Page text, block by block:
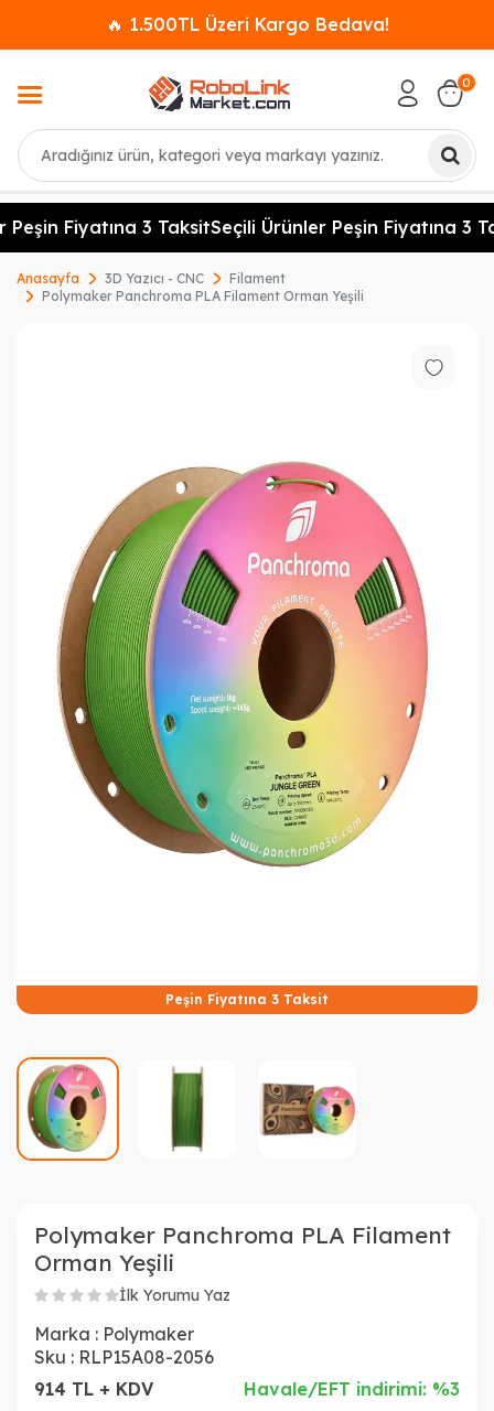
🔥 1.500TL Üzeri Kargo Bedava!
Ara
0
Fiyatına 3 TaksitSeçili Ürünler Peşin Fiyatına 3
Anasayfa 3D Yazıcı - CNC
Filament
Polymaker Panchroma PLA Filament Orman Yeşili
Peşin Fiyatına 3 Taksit
Polymaker Panchroma PLA Filament
Orman Yeşili
İlk Yorumu Yaz
Marka : Polymaker
Sku : RLP15A08-2056
914 TL + KDV
Havale/EFT indirimi: %3